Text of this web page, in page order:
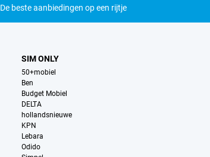
De beste aanbiedingen op een rijtje
SIM ONLY
50+mobiel
Ben
Budget Mobiel
DELTA
hollandsnieuwe
KPN
Lebara
Odido